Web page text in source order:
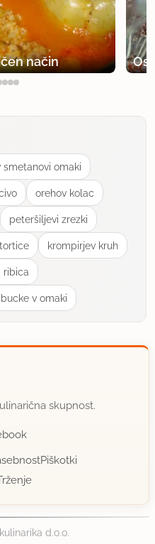
način
smetanovi omaki
orehov kolac
peteršiljevi zrezki
krompirjev kruh
ribica
bucke v omaki
skupnost.
Piškotki
d.o.o.